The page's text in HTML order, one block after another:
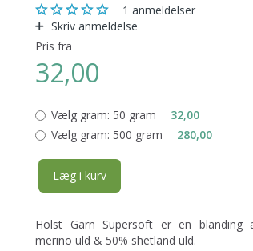
1 anmeldelser
Skriv anmeldelse
Pris fra
32,00
Vælg gram: 50 gram
32,00
Vælg gram: 500 gram 280,00
Læg i kurv
Holst Garn Supersoft er en blanding
merino uld & 50% shetland uld.